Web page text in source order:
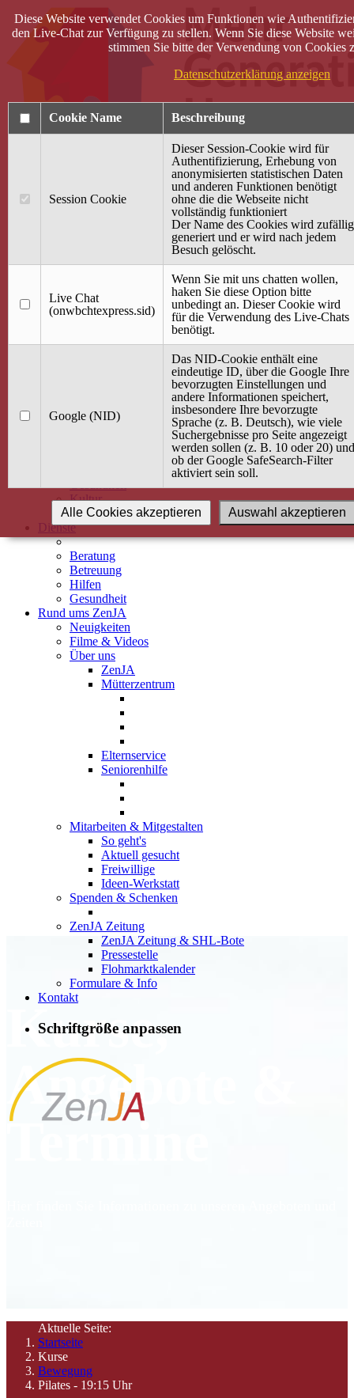
40 Jahre Mütterzentrum
Terminkalender
Gemeinsam aktiv
Gemeinsam unterwegs
wirFAIRändern
Angebot / Kurs suchen
Babybauch & Elternschaft
Gesundheit
Kultur
Alle Kurse
Dienste
Beratung
Betreuung
Hilfen
Gesundheit
Rund ums ZenJA
Neuigkeiten
Filme & Videos
Über uns
ZenJA
Mütterzentrum
Elternservice
Seniorenhilfe
Mitarbeiten & Mitgestalten
So geht's
Aktuell gesucht
Freiwillige
Ideen-Werkstatt
Spenden & Schenken
ZenJA Zeitung
ZenJA Zeitung & SHL-Bote
Pressestelle
Flohmarktkalender
Formulare & Info
Kontakt
Schriftgröße anpassen
Kurse,
Angebote &
Termine
Aktuelle Seite:
Startseite
Kurse
Bewegung
Pilates - 19:15 Uhr
Diese Website verwendet Cookies um Funktionen wie
den Live-Chat zur Verfügung zu stellen. Wenn Sie diese Website
stimmen Sie bitte der Verwendung von Cookies
Datenschutzerklärung anzeigen
Cookie Name Beschreibung
Session Cookie
Dieser Session-Cookie wird für
Authentifizierung, Erhebung von
anonymisierten statistischen Daten
und anderen Funktionen benötigt
ohne die die Webseite nicht
vollständig funktioniert
Der Name des Cookies wird zufällig
generiert und er wird nach jedem
Besuch gelöscht.
Live Chat
(onwbchtexpress.sid)
Wenn Sie mit uns chatten wollen,
haken Sie diese Option bitte
unbedingt an. Dieser Cookie wird
für die Verwendung des Live-Chats
benötigt.
Google (NID)
Das NID-Cookie enthält eine
eindeutige ID, über die Google Ihre
bevorzugten Einstellungen und
andere Informationen speichert,
insbesondere Ihre bevorzugte
Sprache (z. B. Deutsch), wie viele
Suchergebnisse pro Seite angezeigt
werden sollen (z. B. 10 oder 20) und
ob der Google SafeSearch-Filter
aktiviert sein soll.
Auswahl akzeptieren
Alle Cookies akzeptieren